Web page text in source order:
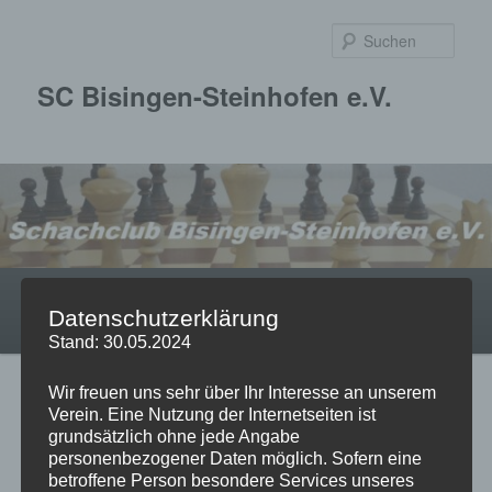
SC Bisingen-Steinhofen e.V.
Hauptmenü
Turniere Termine Impressum
Beitragsnavigation
←Vorheriger Nächster
Datenschutzerklärung
Stand: 30.05.2024
Wir freuen uns sehr über Ihr Interesse an unserem
Verein. Eine Nutzung der Internetseiten ist
grundsätzlich ohne jede Angabe
personenbezogener Daten möglich. Sofern eine
betroffene Person besondere Services unseres